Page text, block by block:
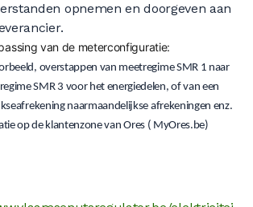
opnemen en doorgeven aan
van de meterconfiguratie:
overstappen van meetregime SMR 1 naar
SMR 3 voor het energiedelen, of van een
naarmaandelijkse afrekeningen enz.
op de klantenzone van Ores ( MyOres.be)